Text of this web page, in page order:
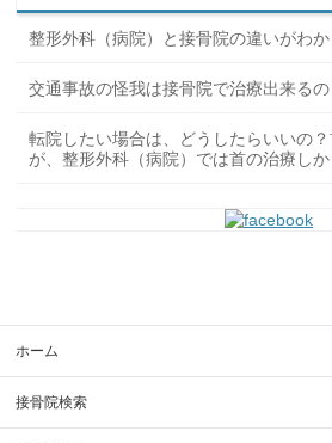
整形外科（病院）と接骨院の違いがわか
交通事故の怪我は接骨院で治療出来るの
転院したい場合は、どうしたらいいの
が、整形外科（病院）では首の治療しか
ホーム
接骨院検索